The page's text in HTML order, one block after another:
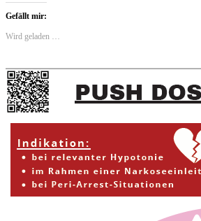
Gefällt mir:
Wird geladen …